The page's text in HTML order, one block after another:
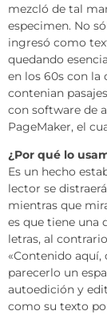
mezcló de tal
especimen. No
ingresó como
quedando
en los 60s con la
contenian
con software de
PageMaker, el
¿Por qué lo
Es un hecho
lector se
mientras que
es que tiene una
letras, al
«Contenido aquí,
parecerlo un
autoedición y
como su texto